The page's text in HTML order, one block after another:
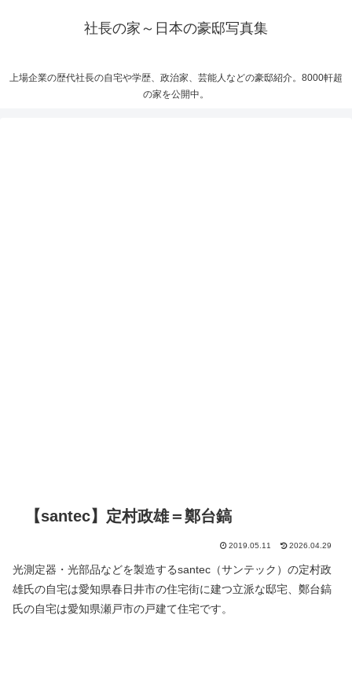
社長の家～日本の豪邸写真集
上場企業の歴代社長の自宅や学歴、政治家、芸能人などの豪邸紹介。8000軒超
の家を公開中。
【santec】定村政雄＝鄭台鎬
2019.05.11 2026.04.29
光測定器・光部品などを製造するsantec（サンテック）の定村政
雄氏の自宅は愛知県春日井市の住宅街に建つ立派な邸宅、鄭台鎬
氏の自宅は愛知県瀬戸市の戸建て住宅です。